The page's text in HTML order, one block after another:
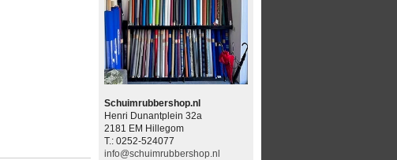
Schuimrubbershop.nl
Henri Dunantplein 32a
2181 EM Hillegom
T.: 0252-524077
info@schuimrubbershop.nl